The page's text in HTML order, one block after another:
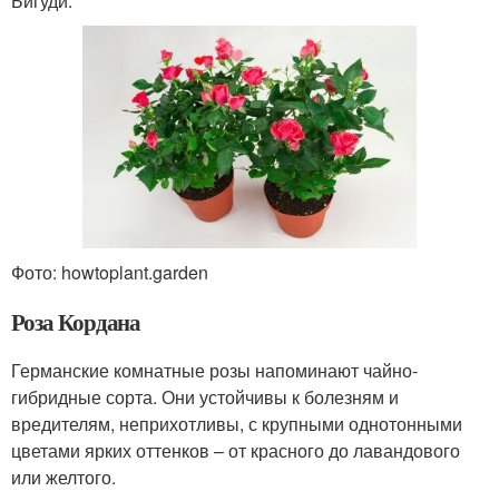
Фото: howtoplant.garden
Роза Кордана
Германские комнатные розы напоминают чайно-
гибридные сорта. Они устойчивы к болезням и
вредителям, неприхотливы, с крупными однотонными
цветами ярких оттенков – от красного до лавандового
или желтого.